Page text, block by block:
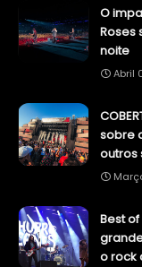
O
Roses
noite
Abril
sobre
outros
Best
o rock